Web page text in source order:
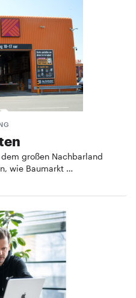
großen Nachbarland
wie Baumarkt …